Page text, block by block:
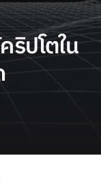
ริปโตใน